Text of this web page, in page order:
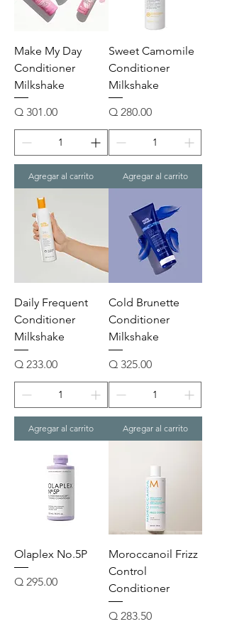
Make My Day
Conditioner
Milkshake
Precio
Q 301.00
Agregar al carrito
Sweet Camomile
Conditioner
Milkshake
Precio
Q 280.00
Agregar al carrito
Daily Frequent
Conditioner
Milkshake
Precio
Q 233.00
Agregar al carrito
Cold Brunette
Conditioner
Milkshake
Precio
Q 325.00
Agregar al carrito
Olaplex No.5P
Precio
Q 295.00
Moroccanoil Frizz
Control
Conditioner
Precio
Q 283.50